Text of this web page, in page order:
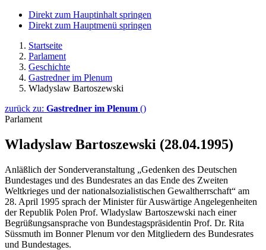
Direkt zum Hauptinhalt springen
Direkt zum Hauptmenü springen
Startseite
Parlament
Geschichte
Gastredner im Plenum
Wladyslaw Bartoszewski
zurück zu: Gastredner im Plenum ()
Parlament
Wladyslaw Bartoszewski (28.04.1995)
Anläßlich der Sonderveranstaltung „Gedenken des Deutschen
Bundestages und des Bundesrates an das Ende des Zweiten
Weltkrieges und der nationalsozialistischen Gewaltherrschaft“ am
28. April 1995 sprach der Minister für Auswärtige Angelegenheiten
der Republik Polen Prof. Wladyslaw Bartoszewski nach einer
Begrüßungsansprache von Bundestagspräsidentin Prof. Dr. Rita
Süssmuth im Bonner Plenum vor den Mitgliedern des Bundesrates
und Bundestages.